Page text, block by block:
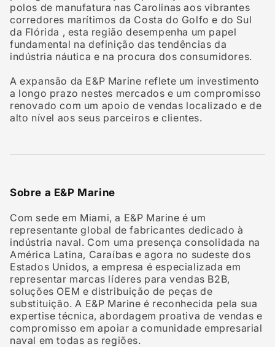
polos de manufatura nas Carolinas aos vibrantes
corredores marítimos da Costa do Golfo e do Sul
da Flórida , esta região desempenha um papel
fundamental na definição das tendências da
indústria náutica e na procura dos consumidores.
A expansão da E&P Marine reflete um investimento
a longo prazo nestes mercados e um compromisso
renovado com um apoio de vendas localizado e de
alto nível aos seus parceiros e clientes.
Sobre a E&P Marine
Com sede em Miami, a E&P Marine é um
representante global de fabricantes dedicado à
indústria naval. Com uma presença consolidada na
América Latina, Caraíbas e agora no sudeste dos
Estados Unidos, a empresa é especializada em
representar marcas líderes para vendas B2B,
soluções OEM e distribuição de peças de
substituição. A E&P Marine é reconhecida pela sua
expertise técnica, abordagem proativa de vendas e
compromisso em apoiar a comunidade empresarial
naval em todas as regiões.